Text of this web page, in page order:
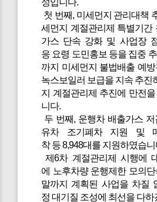
성입니다.
첫 번째, 미세먼지 관리대책
세먼지 계절관리제 특별기간
가스 단속 강화 및 사업장
응 요령 도민홍보 등을 집중
까지 미세먼지 불법배출 예
녹스보일러 보급을 지속 추진
지 계절관리제 추진에 만전
니다.
두 번째, 운행차 배출가스
유차 조기폐차 지원 및
착 등 8,948대를 지원하였습니
제6차 계절관리제 시행에
에 노후차량 운행제한 모의
말까지 계획된 사업을 차질
정 대기질 조성에 최선을 다하